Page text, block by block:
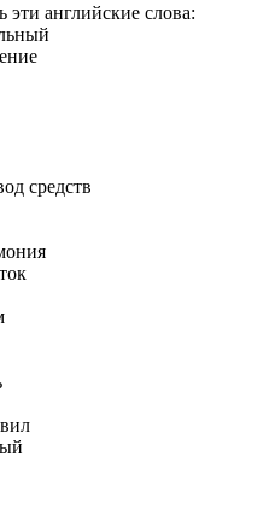
английские слова:
средств